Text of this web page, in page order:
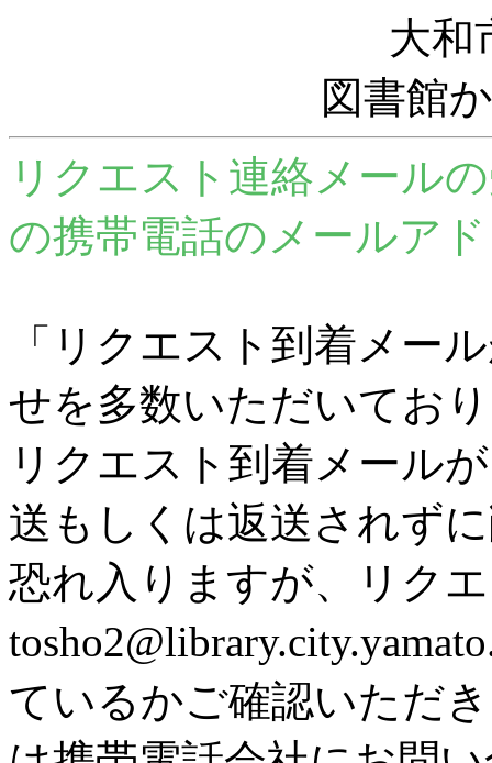
大和
図書館
リクエスト連絡メール
の携帯電話のメールア
「リクエスト到着メー
せを多数いただいてお
リクエスト到着メール
送もしくは返送されず
恐れ入りますが、リク
ているかご確認いただ